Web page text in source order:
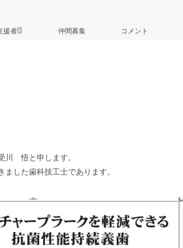
援者4 仲間募集 コメント
川 悟と申します。
した歯科技工士であります。